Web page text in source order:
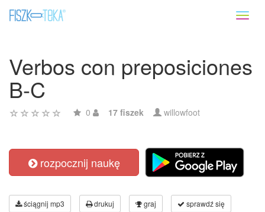
Verbos con preposiciones
B-C
0 17 fiszek willowfoot
rozpocznij naukę
ściągnij mp3 drukuj graj sprawdź się